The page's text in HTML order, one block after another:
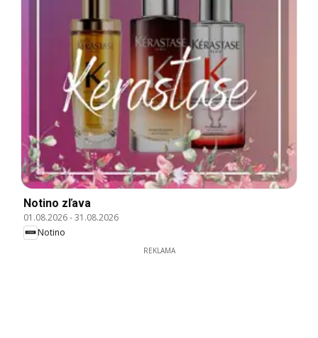
Notino zľava
01.08.2026-31.08.2026
Notino
REKLAMA